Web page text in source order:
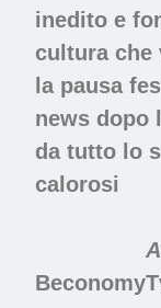
inedito e
cultura che
la pausa
news dopo
da tutto lo
calorosi